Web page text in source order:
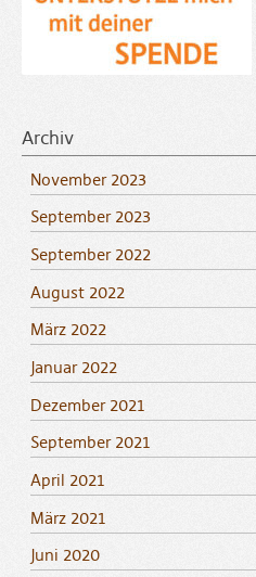
Archiv
November 2023
September 2023
September 2022
August 2022
März 2022
Januar 2022
Dezember 2021
September 2021
April 2021
März 2021
Juni 2020